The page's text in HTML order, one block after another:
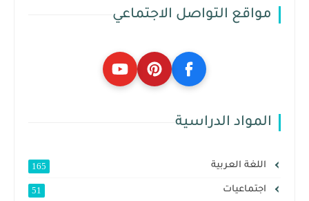
مواقع التواصل الاجتماعي
المواد الدراسية
اللغة العربية 165
اجتماعيات 51